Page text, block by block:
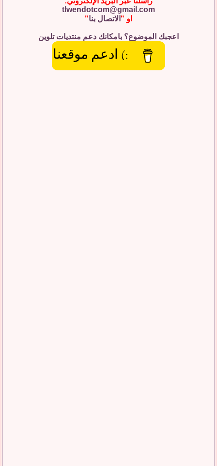
tlwendotcom@gmail.com
او " الاتصال بنا"
اعجبك الموضوع؟ بامكانك دعم منتديات تلوين
:) ادعم موقعنا